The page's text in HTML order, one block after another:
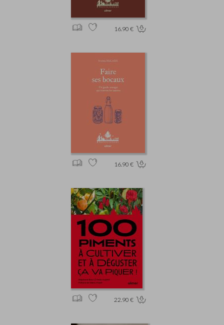
16.90 €
16.90 €
22.90 €